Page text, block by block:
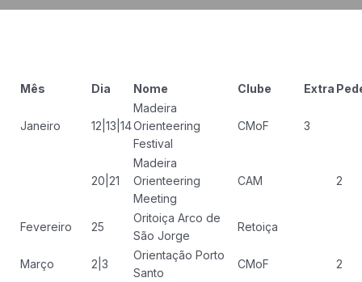
Mês Dia Nome Clube Extra
Janeiro 12|13|14
Madeira
Orienteering
Festival
CMoF 3
20|21
Madeira
Orienteering
Meeting
CAM 2
Fevereiro 25
Oritoiça Arco de
São Jorge
Retoiça
Março 2|3
Orientação Porto
Santo
CMoF 2